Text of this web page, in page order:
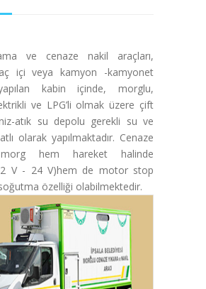
ve cenaze nakil araçları,
içi veya kamyon -kamyonet
kabin içinde, morglu,
ve LPG’li olmak üzere çift
atık su depolu gerekli su ve
olarak yapılmaktadır. Cenaze
morg hem hareket halinde
V - 24 V)hem de motor stop
özelliği olabilmektedir.